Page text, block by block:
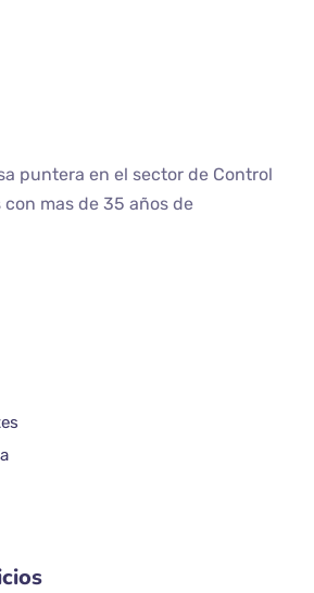
puntera en el sector de Control
mas de 35 años de